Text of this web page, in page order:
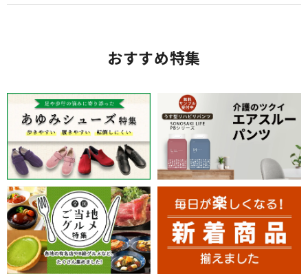
おすすめ特集